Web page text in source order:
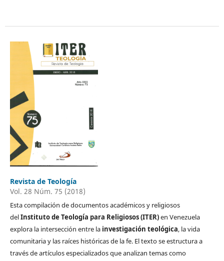
Revista de Teología
Vol. 28 Núm. 75 (2018)
Esta compilación de documentos académicos y religiosos
delInstituto de Teología para Religiosos (ITER)en Venezuela
explora la intersección entre la investigación teológica, la vida
comunitaria y las raíces históricas de la fe. El texto se estructura a
través de artículos especializados que analizan temas como